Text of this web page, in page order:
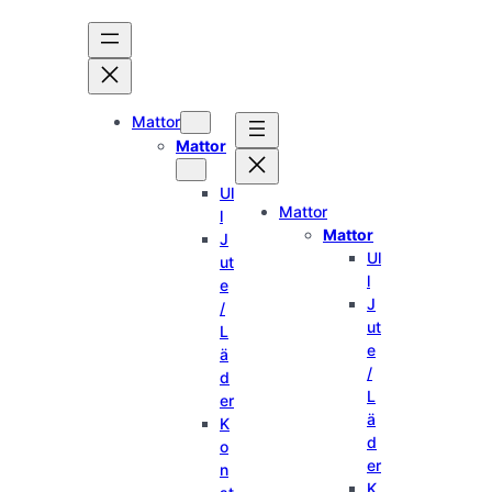
Mattor
Mattor
Ul
l
J
ut
e
/
L
ä
d
er
K
o
n
Mattor
Mattor
Ul
l
J
ut
e
/
L
ä
d
er
K